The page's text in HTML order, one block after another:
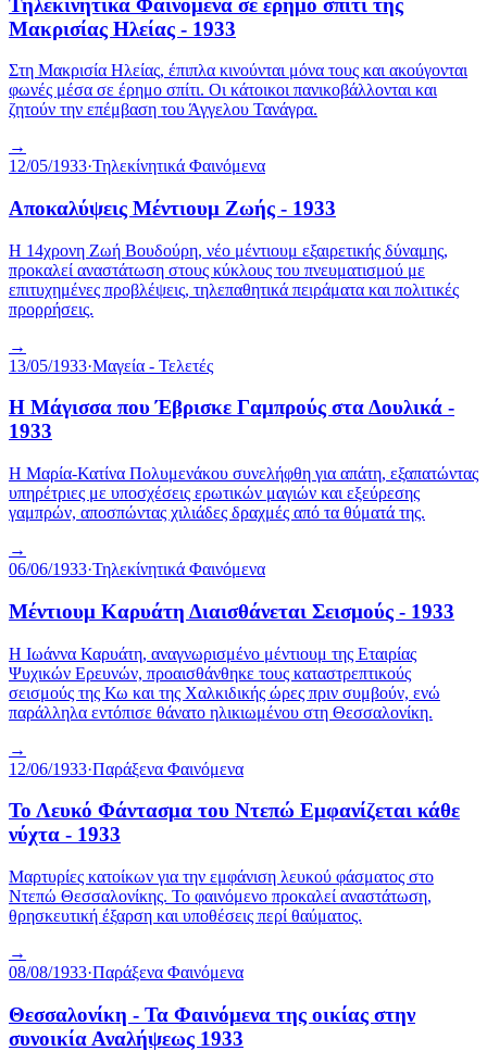
Μακρισίας Ηλείας - 1933
Στη Μακρισία Ηλείας, έπιπλα κινούνται μόνα τους και ακούγονται
φωνές μέσα σε έρημο σπίτι. Οι κάτοικοι πανικοβάλλονται και
ζητούν την επέμβαση του Άγγελου Τανάγρα.
→
12/05/1933·Τηλεκίνητικά Φαινόμενα
Αποκαλύψεις Μέντιουμ Ζωής - 1933
Η 14χρονη Ζωή Βουδούρη, νέο μέντιουμ εξαιρετικής δύναμης,
προκαλεί αναστάτωση στους κύκλους του πνευματισμού με
επιτυχημένες προβλέψεις, τηλεπαθητικά πειράματα και πολιτικές
προρρήσεις.
→
13/05/1933·Μαγεία - Τελετές
H Μάγισσα που Έβρισκε Γαμπρούς στα Δουλικά -
1933
Η Μαρία-Κατίνα Πολυμενάκου συνελήφθη για απάτη, εξαπατώντας
υπηρέτριες με υποσχέσεις ερωτικών μαγιών και εξεύρεσης
γαμπρών, αποσπώντας χιλιάδες δραχμές από τα θύματά της.
→
06/06/1933·Τηλεκίνητικά Φαινόμενα
Μέντιουμ Καρυάτη Διαισθάνεται Σεισμούς - 1933
Η Ιωάννα Καρυάτη, αναγνωρισμένο μέντιουμ της Εταιρίας
Ψυχικών Ερευνών, προαισθάνθηκε τους καταστρεπτικούς
σεισμούς της Κω και της Χαλκιδικής ώρες πριν συμβούν, ενώ
παράλληλα εντόπισε θάνατο ηλικιωμένου στη Θεσσαλονίκη.
→
12/06/1933·Παράξενα Φαινόμενα
Το Λευκό Φάντασμα του Ντεπώ Εμφανίζεται κάθε
νύχτα - 1933
Μαρτυρίες κατοίκων για την εμφάνιση λευκού φάσματος στο
Ντεπώ Θεσσαλονίκης. Το φαινόμενο προκαλεί αναστάτωση,
θρησκευτική έξαρση και υποθέσεις περί θαύματος.
→
08/08/1933·Παράξενα Φαινόμενα
Θεσσαλονίκη - Τα Φαινόμενα της οικίας στην
συνοικία Αναλήψεως 1933